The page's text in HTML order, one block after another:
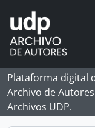
Skip to main content
Plataforma digital
Archivo de
Archivos UDP.